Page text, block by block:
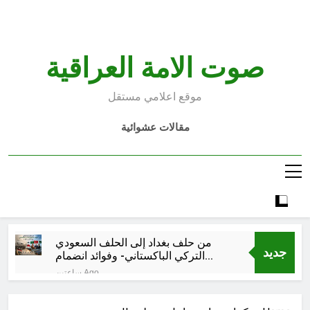
صوت الامة العراقية
موقع اعلامي مستقل
مقالات عشوائية
جديد
من حلف بغداد إلى الحلف السعودي
التركي الباكستاني- وفوائد انضمام
العراق له!ساعتين Ago